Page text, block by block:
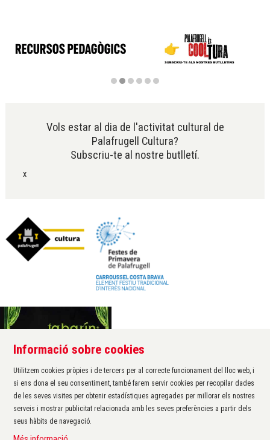
Vols estar al dia de l'activitat cultural de
Palafrugell Cultura?
Subscriu-te al nostre butlletí.
x
Àrea de cultura de l'Ajuntament de Palafrugell
Carrer Santa Margarida, 1
17200 Palafrugell
972 611 172 · cultura@palafrugell.cat
Sitemap | Avís Legal
Informació sobre cookies
Utilitzem cookies pròpies i de tercers per al correcte funcionament del lloc web, i
si ens dona el seu consentiment, també farem servir cookies per recopilar dades
de les seves visites per obtenir estadístiques agregades per millorar els nostres
serveis i mostrar publicitat relacionada amb les seves preferències a partir dels
seus hàbits de navegació.